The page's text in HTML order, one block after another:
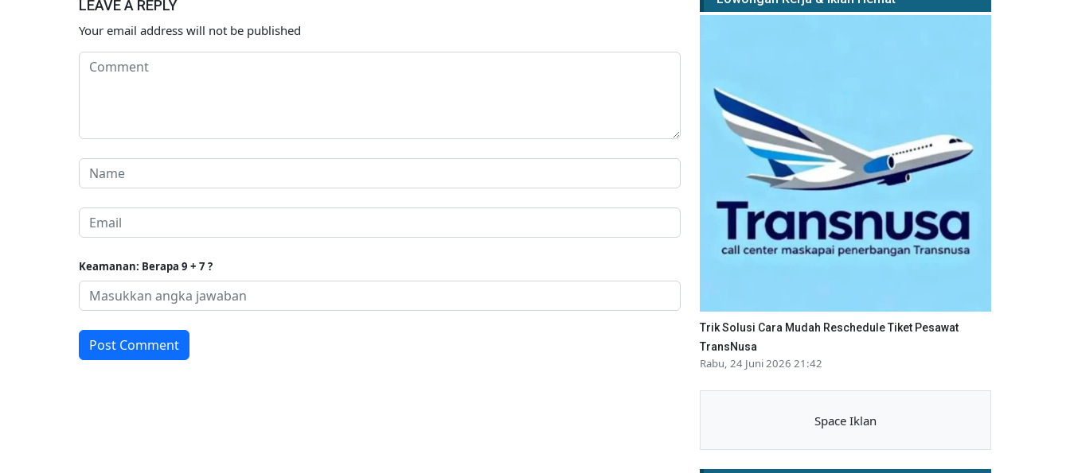
LEAVE A REPLY
Your email address will not be published
Keamanan: Berapa 9 + 7 ?
Post Comment
Trik Solusi Cara Mudah Reschedule Tiket Pesawat
TransNusa
Rabu, 24 Juni 2026 21:42
Space Iklan